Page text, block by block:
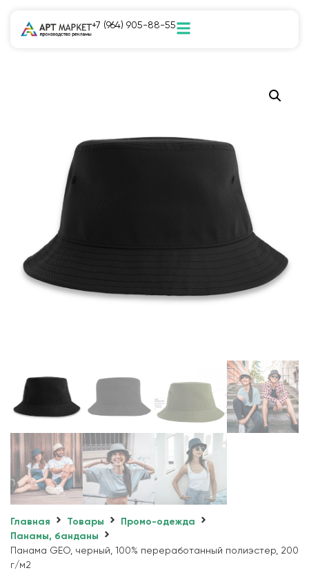
+7 (964) 905-88-55
Главная Товары
Промо-одежда
Панамы, банданы
Панама GEO, черный, 100% переработанный полиэстер, 200
г/м2